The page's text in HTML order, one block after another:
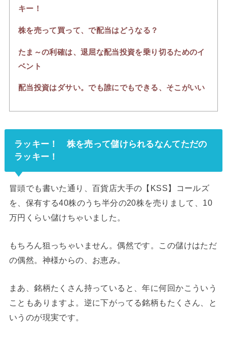
キー！
株を売って買って、で配当はどうなる？
たま～の利確は、退屈な配当投資を乗り切るためのイ
ベント
配当投資はダサい。でも誰にでもできる、そこがいい
ラッキー！ 株を売って儲けられるなんてただの
ラッキー！
冒頭でも書いた通り、百貨店大手の【KSS】コールズ
を、保有する40株のうち半分の20株を売りまして、10
万円くらい儲けちゃいました。
もちろん狙っちゃいません。偶然です。この儲けはただ
の偶然。神様からの、お恵み。
まあ、銘柄たくさん持っていると、年に何回かこういう
こともありますよ。逆に下がってる銘柄もたくさん、と
いうのが現実です。